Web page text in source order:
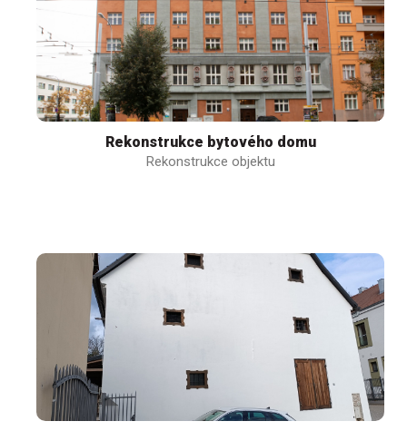
Rekonstrukce bytového domu
Rekonstrukce objektu